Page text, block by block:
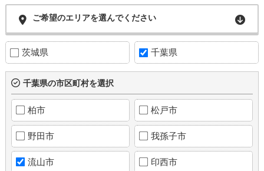
ご希望のエリアを選んでください
茨城県 千葉県
千葉県の市区町村を選択
柏市 松戸市
野田市 我孫子市
流山市 印西市